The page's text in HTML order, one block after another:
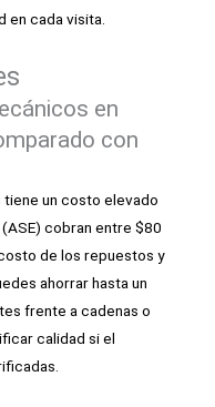
en cada visita.
en
con
tiene un costo elevado
cobran entre $80
de los repuestos y
ahorrar hasta un
frente a cadenas o
calidad si el